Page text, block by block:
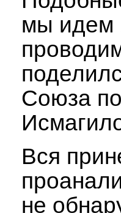
мы идем
Союза
Вся
не